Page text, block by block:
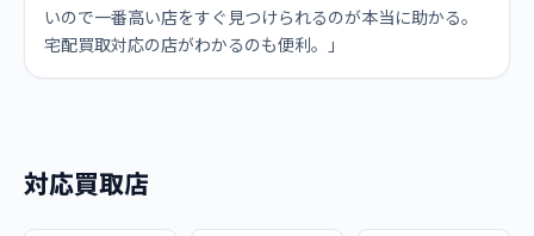
いので一番高い店をすぐ見つけられるのが本当に助かる。
宅配買取対応の店がわかるのも便利。」
対応買取店